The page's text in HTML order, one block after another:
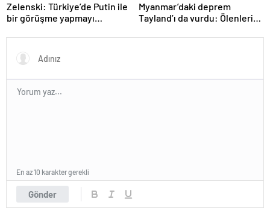
Zelenski: Türkiye’de Putin ile
bir görüşme yapmayı
Myanmar’daki deprem
Tayland’ı da vurdu: Ölenlerin
Gönder
En az 10 karakter gerekli